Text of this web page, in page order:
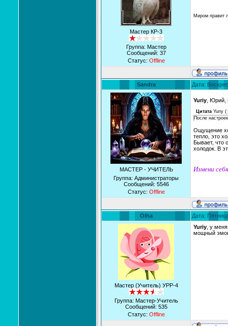
Мастер КР-3
Группа: Мастер
Сообщений: 37
Статус: Offline
Миром правит
Sandra Дата:
МАСТЕР - УЧИТЕЛЬ
Группа: Администраторы
Сообщений: 5546
Статус: Offline
Yuriy , Юрий,
Цитата Yuriy (
После
Ощущение
тепло, это
Бывает, что
холодок. В
Измени
Olha Дата:
Мастер (Учитель) УРР-4
Группа: Мастер-Учитель
Сообщений: 535
Статус: Offline
Yuriy , у
мощный